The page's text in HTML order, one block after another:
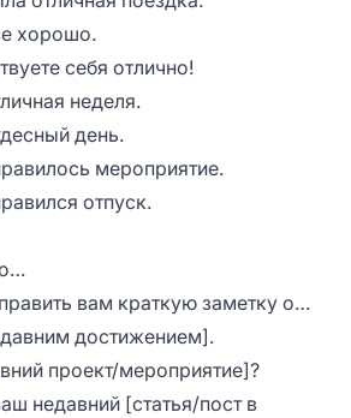
хорошо.
себя отлично!
неделя.
день.
мероприятие.
отпуск.
вам краткую заметку о…
достижением].
проект/мероприятие]?
недавний [статья/пост в